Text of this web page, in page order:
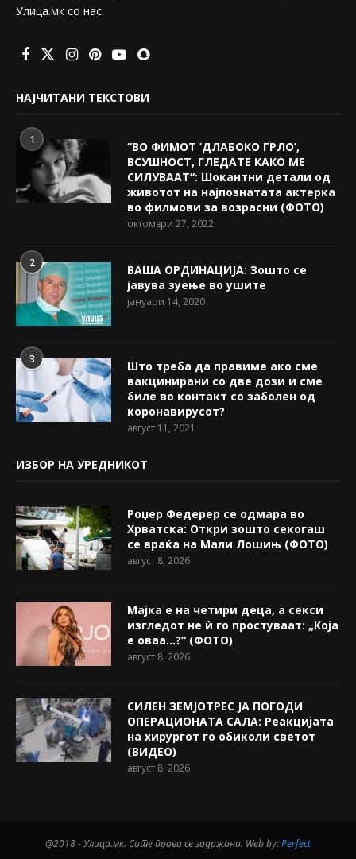
Улица.мк со нас.
НАЈЧИТАНИ ТЕКСТОВИ
1
“ВО ФИМОТ ‘ДЛАБОКО ГРЛО’,
ВСУШНОСТ, ГЛЕДАТЕ КАКО МЕ
СИЛУВААТ“: Шокантни детали од
животот на најпознатата актерка
во филмови за возрасни (ФОТО)
октомври 27, 2022
2
ВАША ОРДИНАЦИЈА: Зошто се
јавува зуење во ушите
јануари 14, 2020
3
Што треба да правиме ако сме
вакцинирани со две дози и сме
биле во контакт со заболен од
коронавирусот?
август 11, 2021
ИЗБОР НА УРЕДНИКОТ
Роџер Федерер се одмара во
Хрватска: Откри зошто секогаш
се враќа на Мали Лошињ (ФОТО)
август 8, 2026
Мајка е на четири деца, а секси
изгледот не ѝ го простуваат: „Која
е оваа…?“ (ФОТО)
август 8, 2026
СИЛЕН ЗЕМЈОТРЕС ЈА ПОГОДИ
ОПЕРАЦИОНАТА САЛА: Реакцијата
на хирургот го обиколи светот
(ВИДЕО)
август 8, 2026
@2018 - Улица.мк. Сите права се задржани. Web by:Perfect